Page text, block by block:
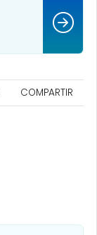
COMPARTIR